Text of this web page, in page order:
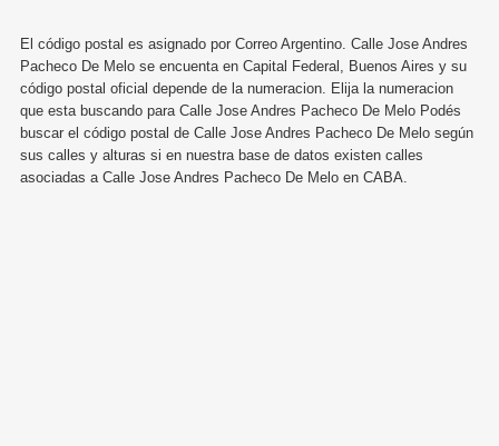
El código postal es asignado por Correo Argentino. Calle Jose Andres
Pacheco De Melo se encuenta en Capital Federal, Buenos Aires y su
código postal oficial depende de la numeracion. Elija la numeracion
que esta buscando para Calle Jose Andres Pacheco De Melo Podés
buscar el código postal de Calle Jose Andres Pacheco De Melo según
sus calles y alturas si en nuestra base de datos existen calles
asociadas a Calle Jose Andres Pacheco De Melo en CABA.